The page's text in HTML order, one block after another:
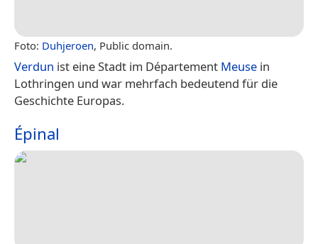
Foto: Duhjeroen, Public domain.
Verdun ist eine Stadt im Département Meuse in
Lothringen und war mehrfach bedeutend für die
Geschichte Europas.
Épinal